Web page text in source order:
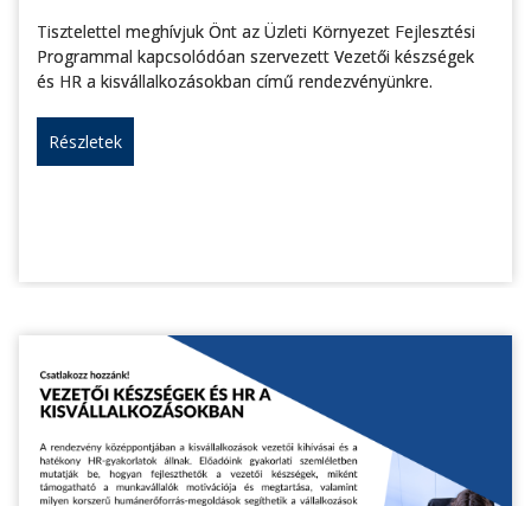
Tisztelettel meghívjuk Önt az Üzleti Környezet Fejlesztési
Programmal kapcsolódóan szervezett Vezetői készségek
és HR a kisvállalkozásokban című rendezvényünkre.
Részletek